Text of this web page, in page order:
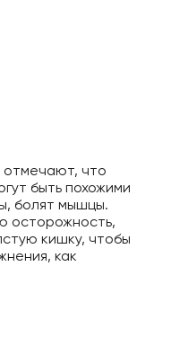
отмечают, что
быть похожими
болят мышцы.
осторожность,
кишку, чтобы
как